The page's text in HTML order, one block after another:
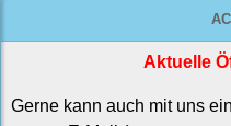
Aktuelle
Gerne kann auch mit uns